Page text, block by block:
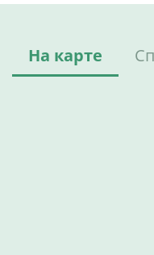
На карте